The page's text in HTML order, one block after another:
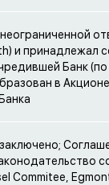
и принадлежал
Банк (по
в
Commitee,